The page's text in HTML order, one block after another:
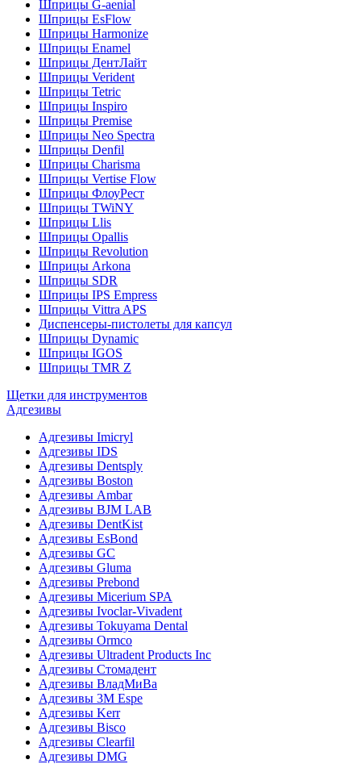
Шприцы G-aenial
Шприцы EsFlow
Шприцы Harmonize
Шприцы Enamel
Шприцы ДентЛайт
Шприцы Verident
Шприцы Tetric
Шприцы Inspiro
Шприцы Premise
Шприцы Neo Spectra
Шприцы Denfil
Шприцы Charisma
Шприцы Vertise Flow
Шприцы ФлоуРест
Шприцы TWiNY
Шприцы Llis
Шприцы Opallis
Шприцы Revolution
Шприцы Arkona
Шприцы SDR
Шприцы IPS Empress
Шприцы Vittra APS
Диспенсеры-пистолеты для капсул
Шприцы Dynamic
Шприцы IGOS
Шприцы TMR Z
Щетки для инструментов
Адгезивы
Адгезивы Imicryl
Адгезивы IDS
Адгезивы Dentsply
Адгезивы Boston
Адгезивы Ambar
Адгезивы BJM LAB
Адгезивы DentKist
Адгезивы EsBond
Адгезивы GC
Адгезивы Gluma
Адгезивы Prebond
Адгезивы Micerium SPA
Адгезивы Ivoclar-Vivadent
Адгезивы Tokuyama Dental
Адгезивы Ormco
Адгезивы Ultradent Products Inc
Адгезивы Стомадент
Адгезивы ВладМиВа
Адгезивы 3M Espe
Адгезивы Kerr
Адгезивы Bisco
Адгезивы Clearfil
Адгезивы DMG